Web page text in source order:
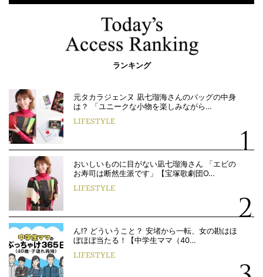
ランキング
元タカラジェンヌ 凪七瑠海さんのバッグの中身
は？ 「ユニークな小物を楽しみながら…
LIFESTYLE
おいしいものに目がない凪七瑠海さん 「エビの
お寿司は断然生派です」【宝塚歌劇団O…
LIFESTYLE
ん!? どういうこと？ 安堵から一転、女の勘はほ
ぼほぼ当たる！【中学生ママ（40…
LIFESTYLE